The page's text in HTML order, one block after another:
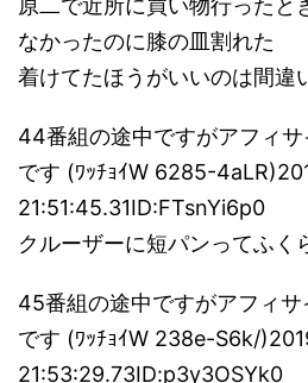
原二で近所に買い物行ったと
なかったのに膝の皿割れた
着けてたほうがいいのは間違
44番組の途中ですがアフィ
です (ﾜｯﾁｮｲW 6285-
21:51:45.31ID:FTsnYi6p0
クルーザーに短パンってふく
45番組の途中ですがアフィ
です (ﾜｯﾁｮｲW 238e-S6k/
21:53:29.73ID:p3y3OSYk0